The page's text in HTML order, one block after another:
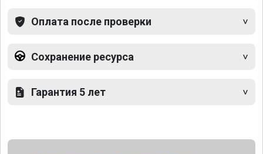
Оплата после проверки
Сохранение ресурса
Гарантия 5 лет